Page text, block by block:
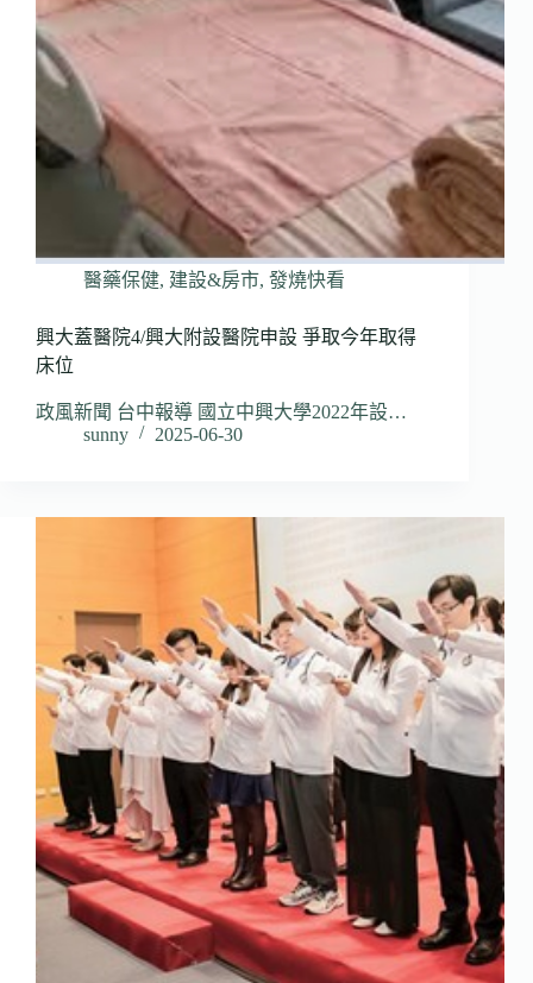
醫藥保健, 建設&房市, 發燒快看
興大蓋醫院4/興大附設醫院申設 爭取今年取得
床位
政風新聞 台中報導 國立中興大學2022年設…
sunny
2025-06-30